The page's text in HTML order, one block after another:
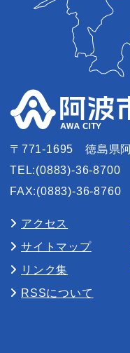
〒771-1695
徳島県
TEL:(0883)-36-8700
FAX:(0883)-36-8760
アクセス
サイトマップ
リンク集
RSSについて